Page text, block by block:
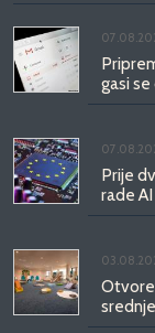
gasi
Prije
rade